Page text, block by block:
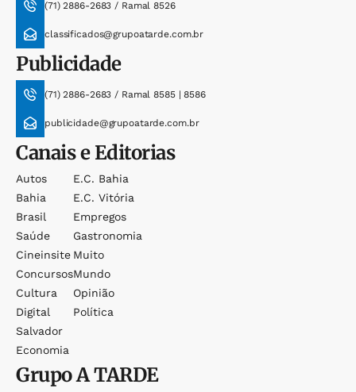
(71) 2886-2683 / Ramal 8526
classificados@grupoatarde.com.br
Publicidade
(71) 2886-2683 / Ramal 8585 | 8586
publicidade@grupoatarde.com.br
Canais e Editorias
Autos
Bahia
Brasil
Saúde
Cineinsite
Concursos
Cultura
Digital
Salvador
Economia
E.c. Bahia
E.c. Vitória
Empregos
Gastronomia
Muito
Mundo
Opinião
Política
GrupoA TARDE